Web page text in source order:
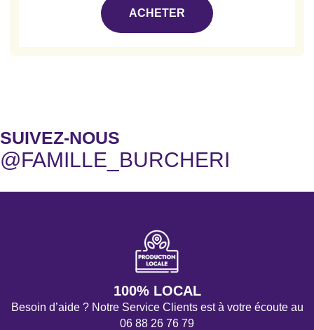
ACHETER
SUIVEZ-NOUS
@FAMILLE_BURCHERI
100% LOCAL
Besoin d’aide ? Notre Service Clients est à votre écoute au
06 88 26 76 79